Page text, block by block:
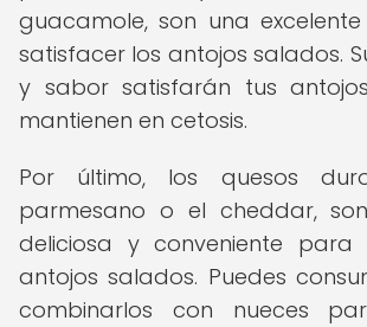
guacamole, son una
satisfacer los antojos salados.
y sabor satisfarán tus
mantienen en cetosis.
Por último, los quesos
parmesano o el cheddar,
deliciosa y conveniente para
antojos salados. Puedes
combinarlos con nueces